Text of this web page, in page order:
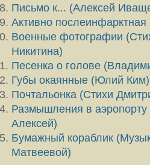
Письмо к... (Алексей
Активно
Военные фотографии
Никитина)
Песенка о голове
Губы окаянные (Юлий Ким)
Почтальонка (Стихи
Размышления в
Алексей)
Бумажный кораблик
Матвеевой)